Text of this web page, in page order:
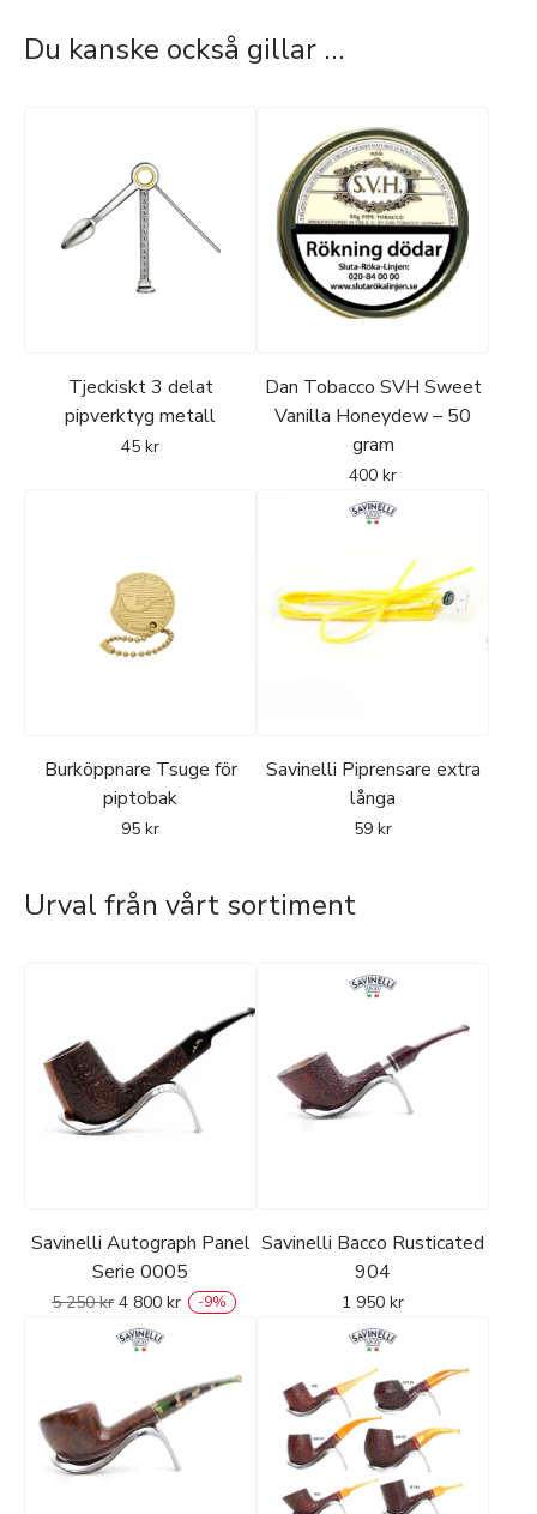
Du kanske också gillar …
Tjeckiskt 3 delat
pipverktyg metall
45 kr
Dan Tobacco SVH Sweet
Vanilla Honeydew – 50
gram
400 kr
Burköppnare Tsuge för
piptobak
95 kr
Savinelli Piprensare extra
långa
59 kr
Urval från vårt sortiment
Savinelli Autograph Panel
Serie 0005
5 250kr 4 800 kr -9%
Savinelli Bacco Rusticated
904
1 950 kr